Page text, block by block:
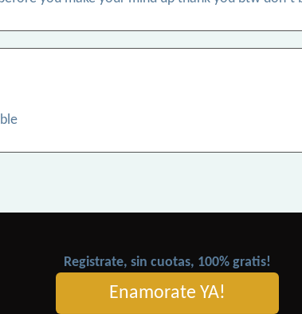
Registrate, sin cuotas, 100% gratis!
Enamorate YA!